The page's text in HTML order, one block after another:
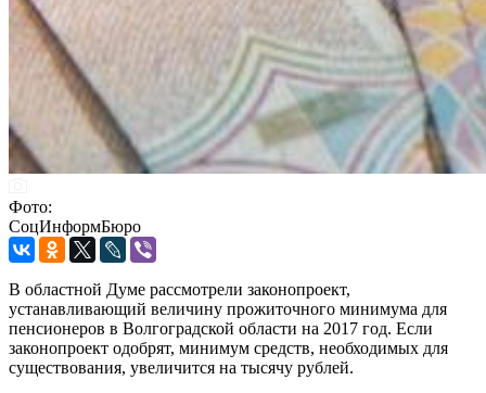
Фото:
СоцИнформБюро
В областной Думе рассмотрели законопроект,
устанавливающий величину прожиточного минимума для
пенсионеров в Волгоградской области на 2017 год. Если
законопроект одобрят, минимум средств, необходимых для
существования, увеличится на тысячу рублей.